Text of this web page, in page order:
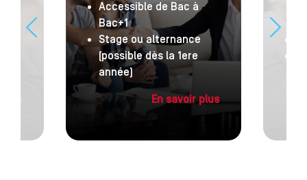
Accessible de Bac à
Bac+1
Stage ou alternance
(possible dès la 1ere
année)
En savoir plus